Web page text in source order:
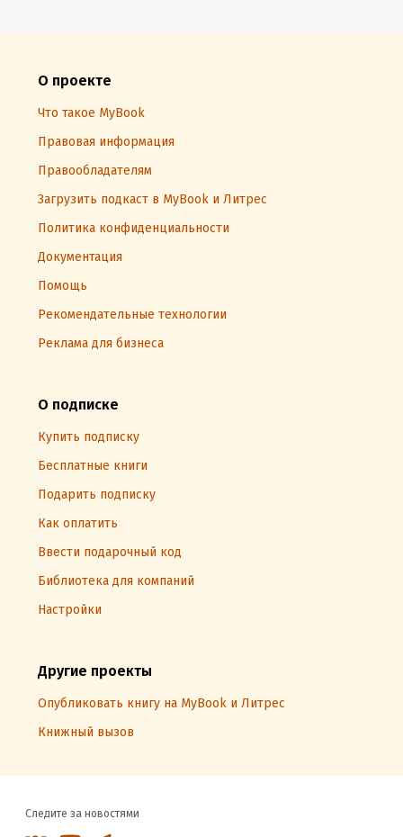
О проекте
Что такое MyBook
Правовая информация
Правообладателям
Загрузить подкаст в MyBook и Литрес
Политика конфиденциальности
Документация
Помощь
Рекомендательные технологии
Реклама для бизнеса
О подписке
Купить подписку
Бесплатные книги
Подарить подписку
Как оплатить
Ввести подарочный код
Библиотека для компаний
Настройки
Другие проекты
Опубликовать книгу на MyBook и Литрес
Книжный вызов
Следите за новостями